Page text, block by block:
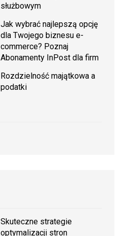
służbowym
Jak wybrać najlepszą opcję
dla Twojego biznesu e-
commerce? Poznaj
Abonamenty InPost dla firm
Rozdzielność majątkowa a
podatki
Skuteczne strategie
optymalizacji stron